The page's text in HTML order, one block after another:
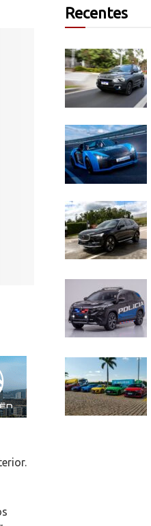
Recentes